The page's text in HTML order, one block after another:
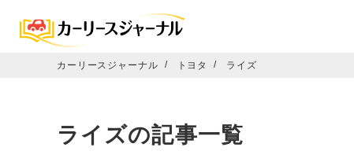
カーリースジャーナル トヨタ ライズ
ライズの記事一覧